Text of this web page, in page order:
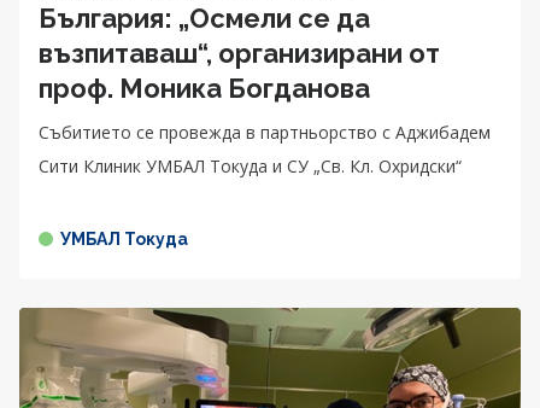
България: „Осмели се да
възпитаваш“, организирани от
проф. Моника Богданова
Събитието се провежда в партньорство с Аджибадем
Сити Клиник УМБАЛ Токуда и СУ „Св. Кл. Охридски“
УМБАЛ Токуда